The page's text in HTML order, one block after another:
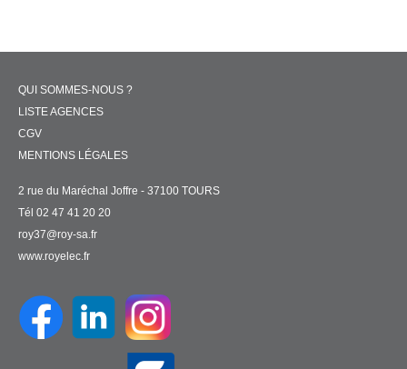
QUI SOMMES-NOUS ?
LISTE AGENCES
CGV
MENTIONS LÉGALES
2 rue du Maréchal Joffre - 37100 TOURS
Tél 02 47 41 20 20
roy37@roy-sa.fr
www.royelec.fr